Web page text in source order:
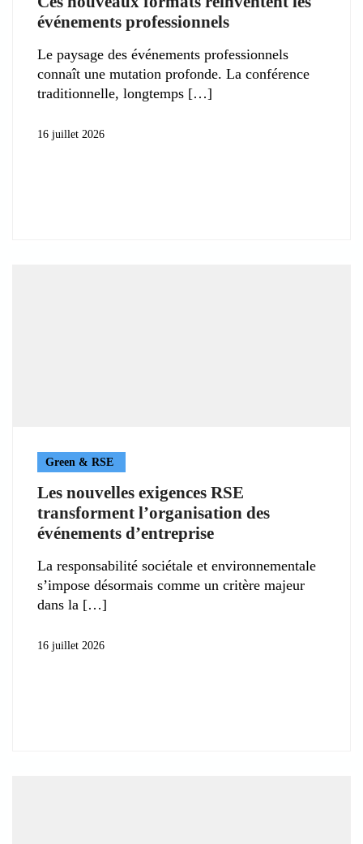
événements professionnels
Le paysage des événements professionnels
connaît une mutation profonde. La conférence
traditionnelle, longtemps
16 juillet 2026
Green & RSE
Les nouvelles exigences RSE
transforment l’organisation des
événements d’entreprise
La responsabilité sociétale et environnementale
s’impose désormais comme un critère majeur
dans la
16 juillet 2026